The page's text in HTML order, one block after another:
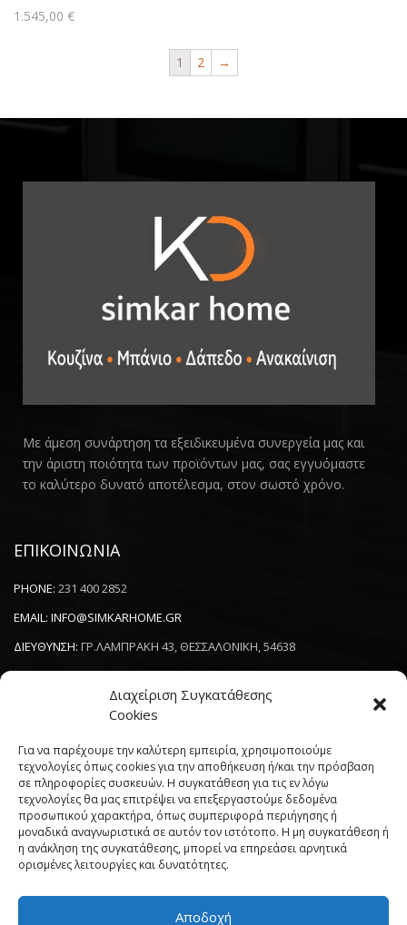
Διαχείριση Συγκατάθεσης
Cookies
Για να παρέχουμε την καλύτερη εμπειρία, χρησιμοποιούμε
τεχνολογίες όπως cookies για την αποθήκευση ή/και την πρόσβαση
σε πληροφορίες συσκευών. Η συγκατάθεση για τις εν λόγω
τεχνολογίες θα μας επιτρέψει να επεξεργαστούμε δεδομένα
προσωπικού χαρακτήρα, όπως συμπεριφορά περιήγησης ή
μοναδικά αναγνωριστικά σε αυτόν τον ιστότοπο. Η μη συγκατάθεση ή
η ανάκληση της συγκατάθεσης, μπορεί να επηρεάσει αρνητικά
ορισμένες λειτουργίες και δυνατότητες.
Αποδοχή
1.545,00 €
1 2 →
Με άμεση συνάρτηση τα εξειδικευμένα συνεργεία μας και
την άριστη ποιότητα των προϊόντων μας, σας εγγυόμαστε
το καλύτερο δυνατό αποτέλεσμα, στον σωστό χρόνο.
ΕΠΙΚΟΙΝΩΝΙΑ
PHONE: 231 400 2852
EMAIL: INFO@SIMKARHOME.GR
ΔΙΕΥΘΥΝΣΗ: ΓΡ.ΛΑΜΠΡΑΚΗ 43, ΘΕΣΣΑΛΟΝΙΚΗ, 54638
NEWSLETTER
----------------------